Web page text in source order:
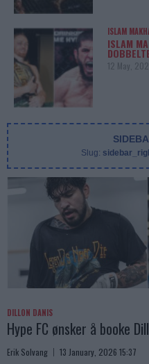
ISLAM
ISLAM
12 May,
Slug:
DILLON DANIS
Hype FC ønsker å booke
Erik Solvang 13 January, 2026 15:37